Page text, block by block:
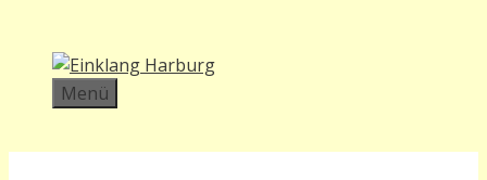
Inhalt
springen
Menü